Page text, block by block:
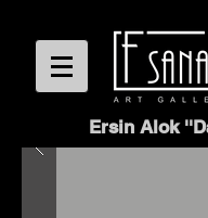
Ersin Alok